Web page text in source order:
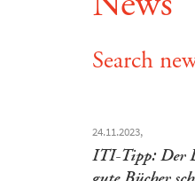
Search
24.11.2023,
ITI-Tipp: Der